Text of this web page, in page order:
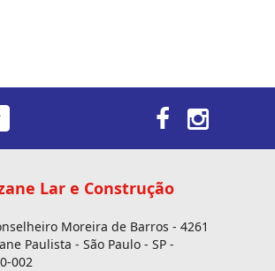
Lar e Construção
Moreira de Barros - 4261
Paulista - São Paulo - SP -
002